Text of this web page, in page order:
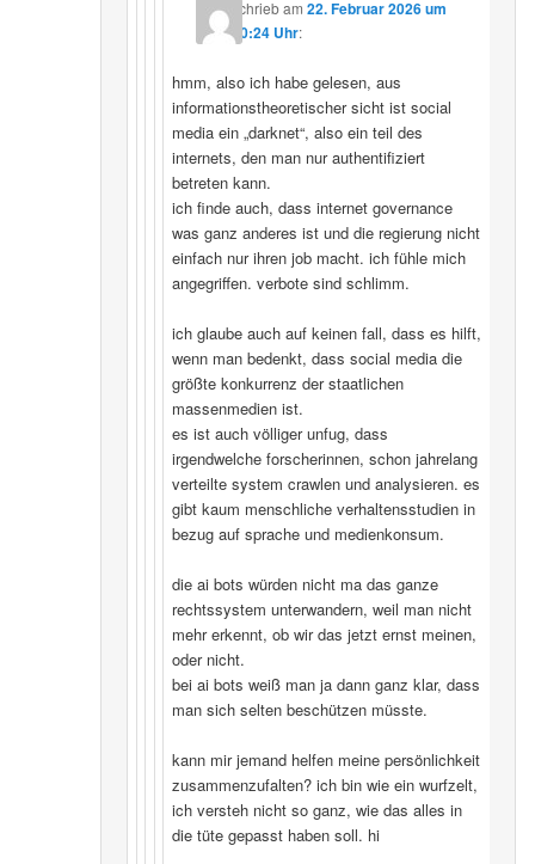
schriebam 22. Februar 2026 um
20:24 Uhr:
hmm, also ich habe gelesen, aus
informationstheoretischer sicht ist social
media ein „darknet“, also ein teil des
internets, den man nur authentifiziert
betreten kann.
ich finde auch, dass internet governance
was ganz anderes ist und die regierung nicht
einfach nur ihren job macht. ich fühle mich
angegriffen. verbote sind schlimm.
ich glaube auch auf keinen fall, dass es hilft,
wenn man bedenkt, dass social media die
größte konkurrenz der staatlichen
massenmedien ist.
es ist auch völliger unfug, dass
irgendwelche forscherinnen, schon jahrelang
verteilte system crawlen und analysieren. es
gibt kaum menschliche verhaltensstudien in
bezug auf sprache und medienkonsum.
die ai bots würden nicht ma das ganze
rechtssystem unterwandern, weil man nicht
mehr erkennt, ob wir das jetzt ernst meinen,
oder nicht.
bei ai bots weiß man ja dann ganz klar, dass
man sich selten beschützen müsste.
kann mir jemand helfen meine persönlichkeit
zusammenzufalten? ich bin wie ein wurfzelt,
ich versteh nicht so ganz, wie das alles in
die tüte gepasst haben soll. hi